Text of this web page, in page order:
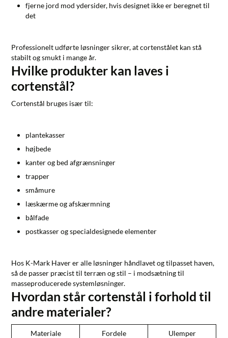
fjerne jord mod ydersider, hvis designet ikke er beregnet til
det
Professionelt udførte løsninger sikrer, at cortenstålet kan stå
stabilt og smukt i mange år.
Hvilke produkter kan laves i
cortenstål?
Cortenstål bruges især til:
plantekasser
højbede
kanter og bed afgrænsninger
trapper
småmure
læskærme og afskærmning
bålfade
postkasser og specialdesignede elementer
Hos K-Mark Haverer alle løsninger håndlavet og tilpasset haven,
så de passer præcist til terræn og stil – i modsætning til
masseproducerede systemløsninger.
Hvordan står cortenstål i forhold til
andre materialer?
Materiale Fordele Ulemper